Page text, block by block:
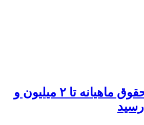
معافیت مالیاتی حقوق ماهیانه تا ۲ میلیون و